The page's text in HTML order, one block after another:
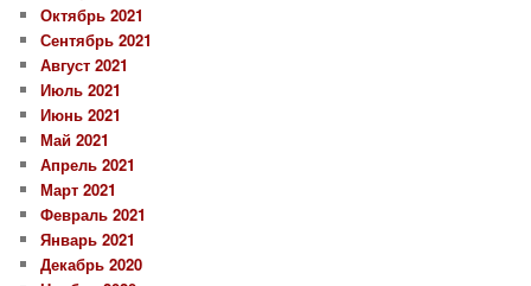
Октябрь 2021
Сентябрь 2021
Август 2021
Июль 2021
Июнь 2021
Май 2021
Апрель 2021
Март 2021
Февраль 2021
Январь 2021
Декабрь 2020